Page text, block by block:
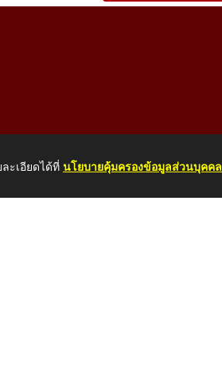
ะเอียดได้ที่ นโยบายคุ้มครองข้อมูลส่วนบุคคล